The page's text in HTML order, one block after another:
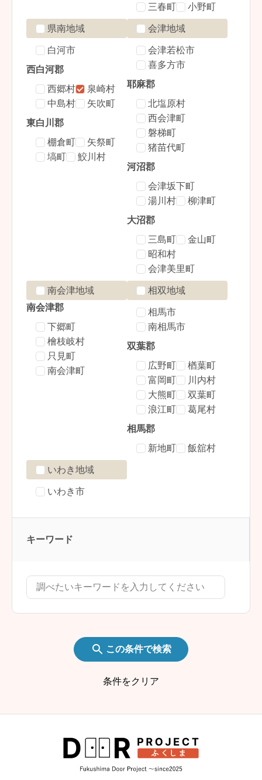
三春町
小野町
県南地域
白河市
西白河郡
西郷村
泉崎村
中島村
矢吹町
東白川郡
棚倉町
矢祭町
塙町
鮫川村
会津地域
会津若松市
喜多方市
耶麻郡
北塩原村
西会津町
磐梯町
猪苗代町
河沼郡
会津坂下町
湯川村
柳津町
大沼郡
三島町
金山町
昭和村
会津美里町
南会津地域
南会津郡
下郷町
檜枝岐村
只見町
南会津町
相双地域
相馬市
南相馬市
双葉郡
広野町
楢葉町
富岡町
川内村
大熊町
双葉町
浪江町
葛尾村
相馬郡
新地町
飯舘村
いわき地域
いわき市
キーワード
この条件で検索
条件をクリア